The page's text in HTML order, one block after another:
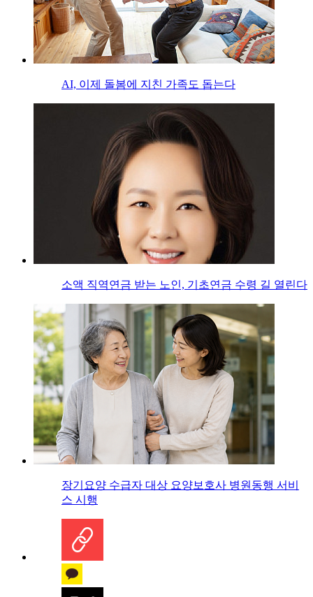
AI, 이제 돌봄에 지친 가족도 돕는다
소액 직역연금 받는 노인, 기초연금 수령 길 열린다
장기요양 수급자 대상 요양보호사 병원동행 서비
스 시행